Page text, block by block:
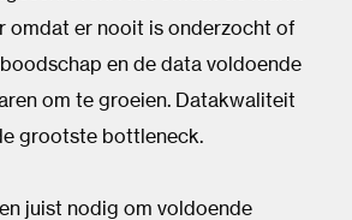
omdat er nooit is onderzocht of
en de data voldoende
om te groeien. Datakwaliteit
grootste bottleneck.
juist nodig om voldoende